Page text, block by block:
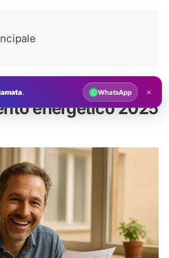
energetico 2025
. WhatsApp ×